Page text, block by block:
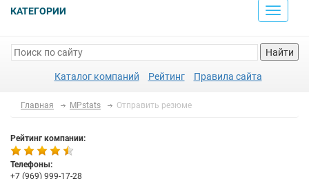
КАТЕГОРИИ
Toggle
Найти
Каталог компаний Рейтинг Правила сайта
Главная MPstats Отправить резюме
Рейтинг компании:
Телефоны:
+7 (969) 999-17-28